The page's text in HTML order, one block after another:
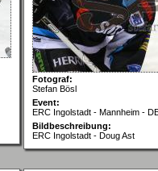
Fotograf:
Stefan Bösl
Event:
ERC Ingolstadt - Mannheim -
Bildbeschreibung:
ERC Ingolstadt - Doug Ast